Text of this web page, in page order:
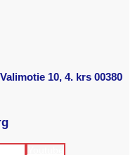
10, 4. krs 00380